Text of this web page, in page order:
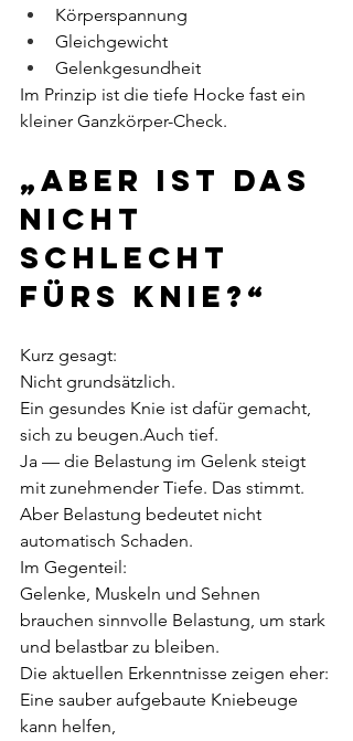
Körperspannung
Gleichgewicht
Gelenkgesundheit
Im Prinzip ist die tiefe Hocke fast ein
kleiner Ganzkörper-Check.
„Aber ist das
nicht
schlecht
fürs Knie?“
Kurz gesagt:
Nicht grundsätzlich.
Ein gesundes Knie ist dafür gemacht,
sich zu beugen.Auch tief.
Ja — die Belastung im Gelenk steigt
mit zunehmender Tiefe. Das stimmt.
Aber Belastung bedeutet nicht
automatisch Schaden.
Im Gegenteil:
Gelenke, Muskeln und Sehnen
brauchen sinnvolle Belastung, um stark
und belastbar zu bleiben.
Die aktuellen Erkenntnisse zeigen eher:
Eine sauber aufgebaute Kniebeuge
kann helfen,